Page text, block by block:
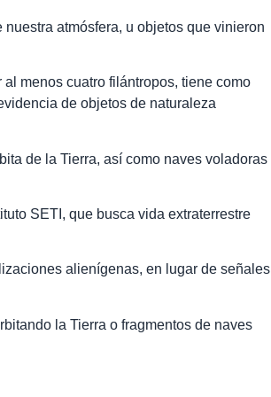
atmósfera, u objetos que vinieron
menos cuatro filántropos, tiene como
de objetos de naturaleza
de la Tierra, así como naves voladoras
SETI, que busca vida extraterrestre
alienígenas, en lugar de señales
la Tierra o fragmentos de naves